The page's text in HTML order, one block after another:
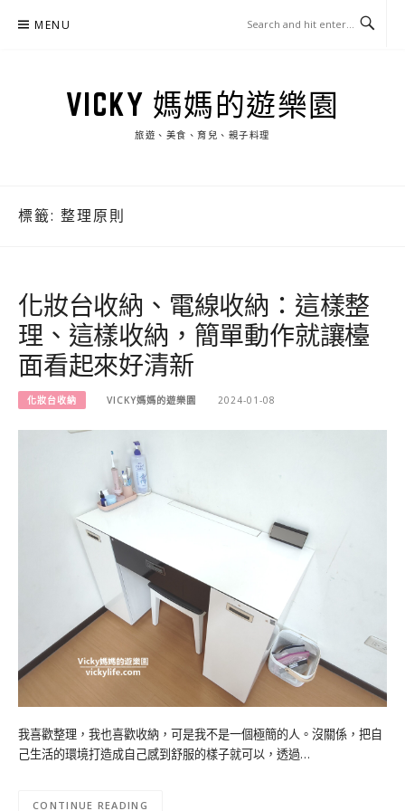
MENU
VICKY 媽媽的遊樂園
旅遊、美食、育兒、親子料理
標籤: 整理原則
化妝台收納、電線收納：這樣整
理、這樣收納，簡單動作就讓檯
面看起來好清新
化妝台收納 VICKY媽媽的遊樂園 2024-01-08
我喜歡整理，我也喜歡收納，可是我不是一個極簡的人。沒關係，把自
己生活的環境打造成自己感到舒服的樣子就可以，透過…
CONTINUE READING